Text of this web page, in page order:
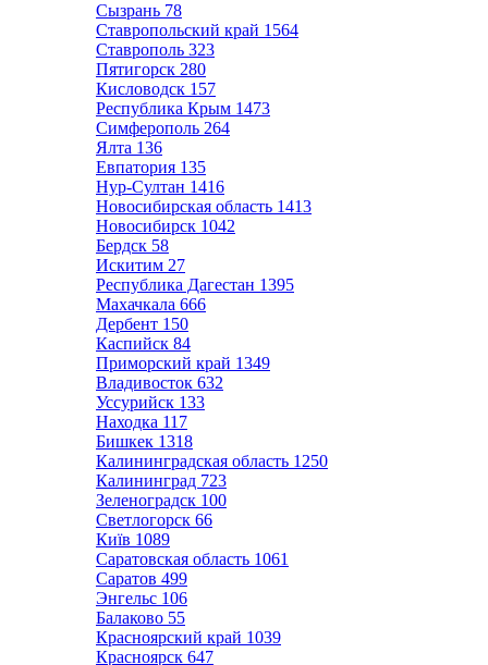
Сызрань 78
Ставропольский край 1564
Ставрополь 323
Пятигорск 280
Кисловодск 157
Республика Крым 1473
Симферополь 264
Ялта 136
Евпатория 135
Нур-Султан 1416
Новосибирская область 1413
Новосибирск 1042
Бердск 58
Искитим 27
Республика Дагестан 1395
Махачкала 666
Дербент 150
Каспийск 84
Приморский край 1349
Владивосток 632
Уссурийск 133
Находка 117
Бишкек 1318
Калининградская область 1250
Калининград 723
Зеленоградск 100
Светлогорск 66
Київ 1089
Саратовская область 1061
Саратов 499
Энгельс 106
Балаково 55
Красноярский край 1039
Красноярск 647